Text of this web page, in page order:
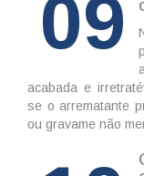
09
acabada e
se o arrematante
ou gravame não